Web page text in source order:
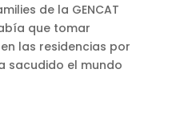
de la GENCAT
que tomar
las residencias por
sacudido el mundo